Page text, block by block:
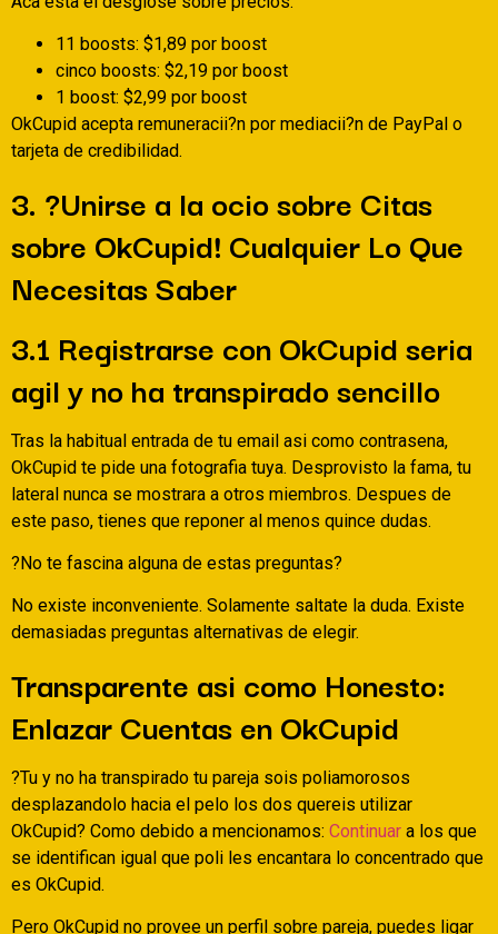
11 boosts: $1,89 por boost
cinco boosts: $2,19 por boost
1 boost: $2,99 por boost
OkCupid acepta remuneracii?n por mediacii?n de PayPal o
tarjeta de credibilidad.
3. ?Unirse a la ocio sobre Citas
sobre OkCupid! Cualquier Lo Que
Necesitas Saber
3.1 Registrarse con OkCupid seri­a
agil y no ha transpirado sencillo
Tras la habitual entrada de tu email asi­ como contrasena,
OkCupid te pide una fotografia tuya. Desprovisto la fama, tu
lateral nunca se mostrara a otros miembros. Despues de
este paso, tienes que reponer al menos quince dudas.
?No te fascina alguna de estas preguntas?
No existe inconveniente. Solamente saltate la duda. Existe
demasiadas preguntas alternativas de elegir.
Transparente asi­ como Honesto:
Enlazar Cuentas en OkCupid
?Tu y no ha transpirado tu pareja sois poliamorosos
desplazandolo hacia el pelo los dos quereis utilizar
OkCupid? Como debido a mencionamos: Continuar a los que
se identifican igual que poli les encantara lo concentrado que
es OkCupid.
Pero OkCupid no provee un perfil sobre pareja, puedes ligar